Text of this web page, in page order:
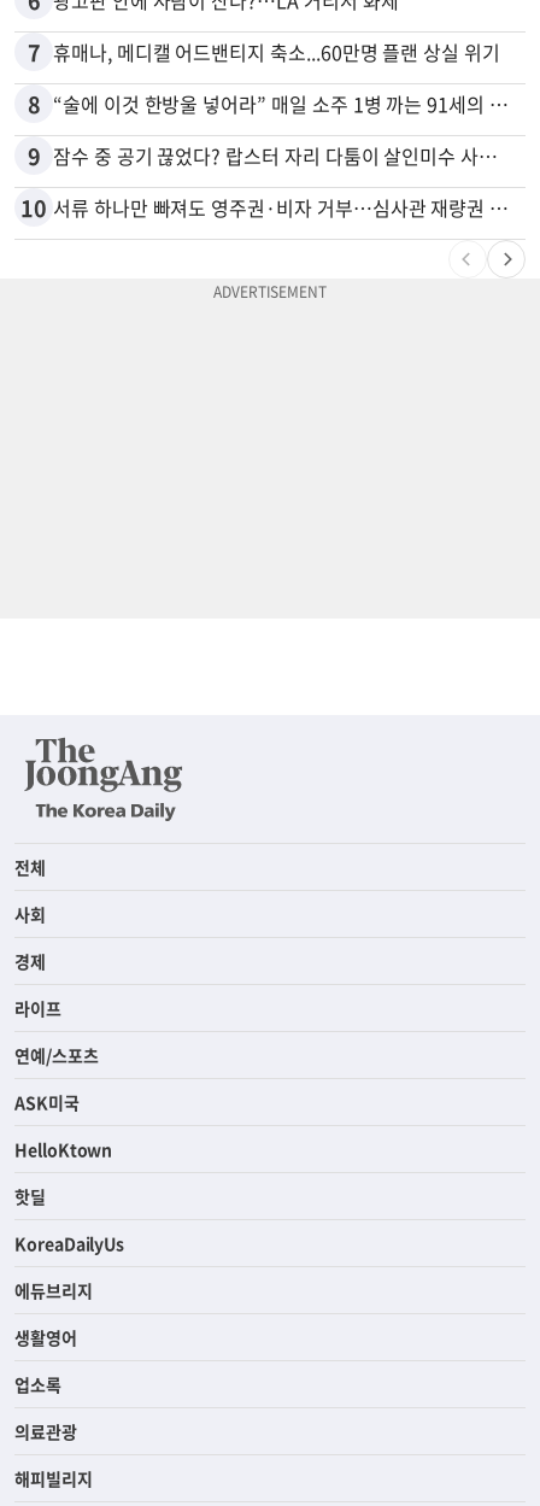
7 휴매나, 메디캘 어드밴티지 축소...60만명 플랜 상실 위기
8 “술에 이것 한방울 넣어라” 매일 소주 1병 까는 91세의 철칙
9 잠수 중 공기 끊었다? 랍스터 자리 다툼이 살인미수 사건으로
10 서류 하나만 빠져도 영주권·비자 거부…심사관 재량권 대폭 확대
전체
사회
경제
라이프
연예/스포츠
ASK미국
HelloKtown
핫딜
KoreaDailyUs
에듀브리지
생활영어
업소록
의료관광
해피빌리지